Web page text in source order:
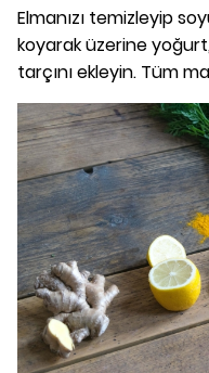
Elmanızı temizleyip
koyarak üzerine
tarçını ekleyin. Tüm